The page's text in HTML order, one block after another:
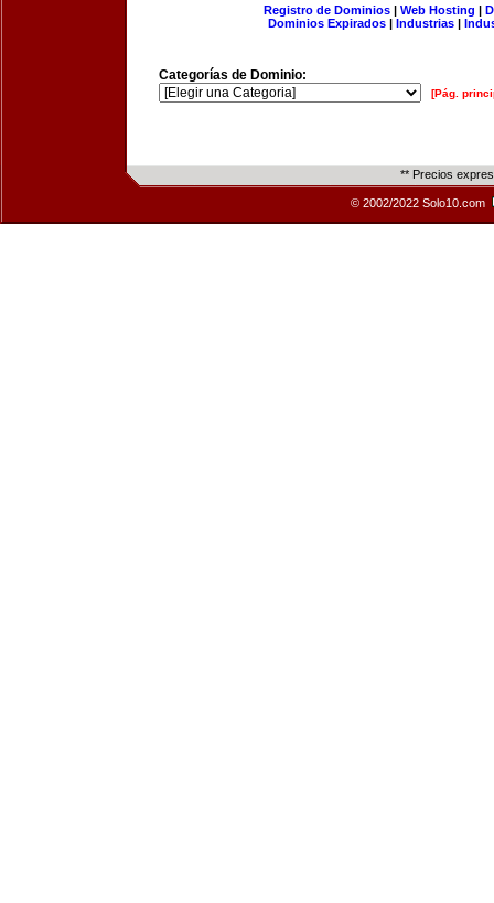
Registro de Dominios| Web Hosting |
Dominios Expirados | Industrias |
Categorías de Dominio:
[Pág.
** Precios
© 2002/2022 Solo10.com